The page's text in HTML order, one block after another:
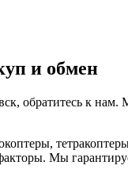
и обмен
обратитесь к
Мы